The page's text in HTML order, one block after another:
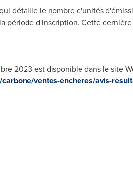
détaille le nombre d'unités
période d'inscription. Cette
2023 est disponible dans le site
ventes-encheres/avis-